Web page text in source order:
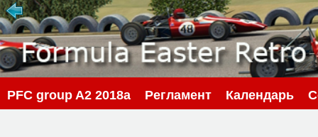
PFС group A2 2018a Регламент Календарь